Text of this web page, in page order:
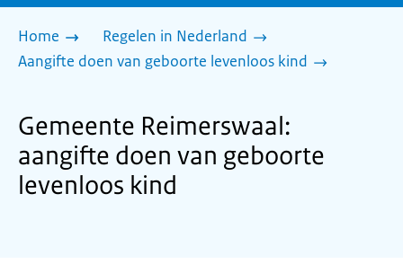
Home
Regelen in Nederland
Aangifte doen van geboorte levenloos kind
Gemeente Reimerswaal:
aangifte doen van geboorte
levenloos kind